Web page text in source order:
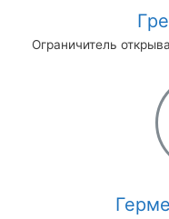
Ограничитель